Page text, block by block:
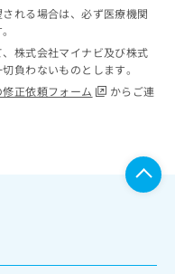
れる場合は、必ず医療機関
株式会社マイナビ及び株式
負わないものとします。
正依頼フォーム
からご連